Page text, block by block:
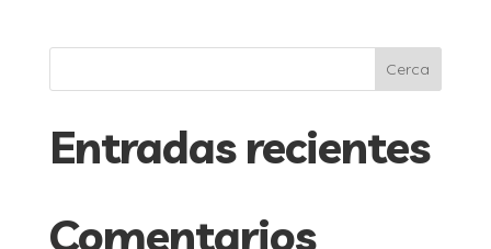
Cerca
Entradas recientes
Comentarios